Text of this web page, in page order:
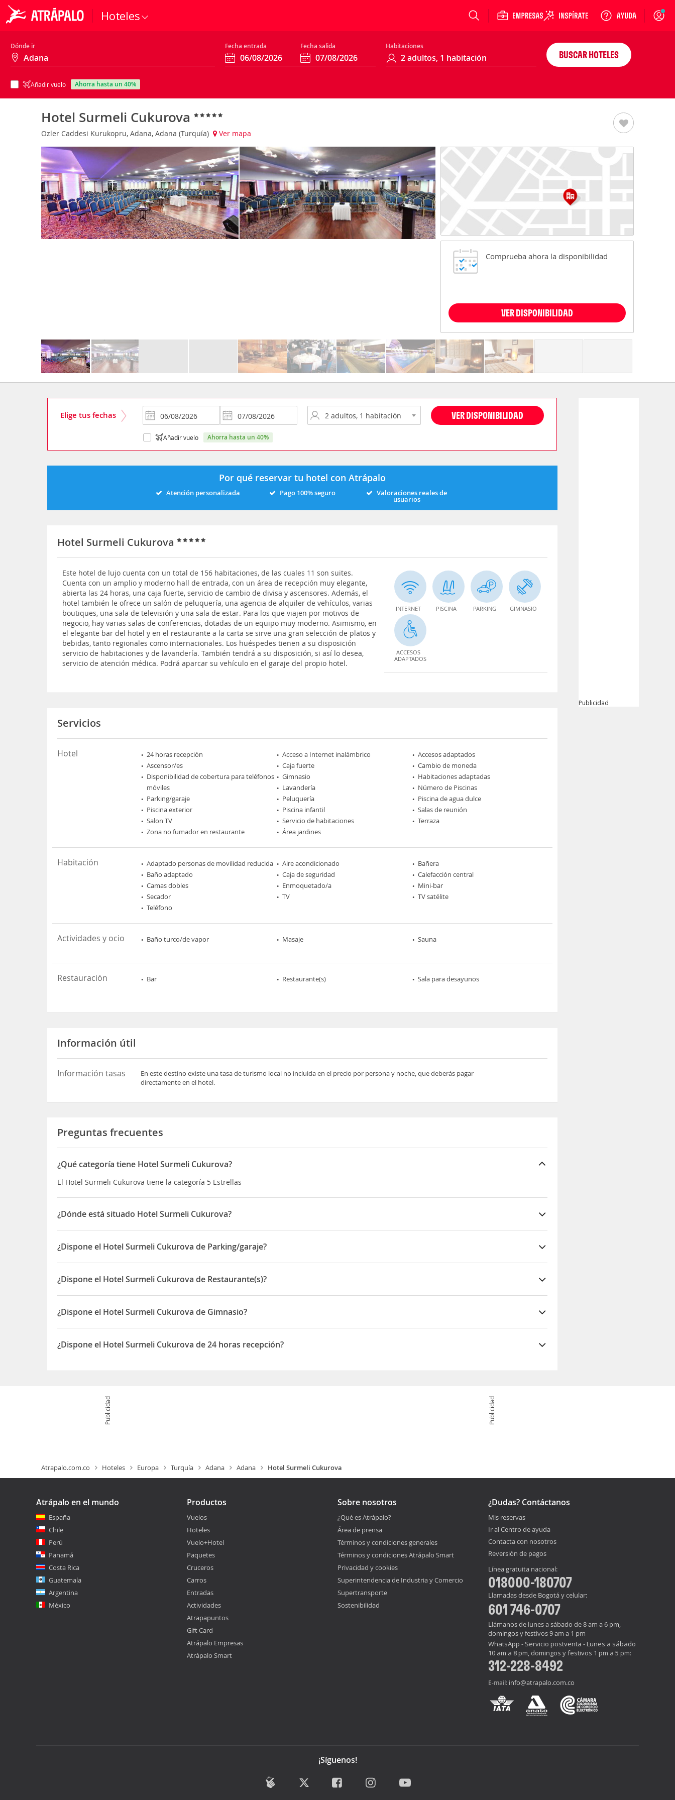
Hoteles Login
Dónde ir Fecha entrada Fecha salida Habitaciones
Añadir vuelo ahorra hasta un 40%
BUSCAR HOTELES
Hotel Surmeli Cukurova
Ozler Caddesi Kurukopru, Adana, Adana (Turquía) Ver mapa
Comprueba ahora la disponibilidad
VER DISPONIBILIDAD
Elige tus fechas VER DISPONIBILIDAD
Añadir vuelo ahorra hasta un 40%
Por qué reservar tu hotel con Atrápalo
Atención personalizada Pago 100% seguro Valoraciones reales de
usuarios
Hotel Surmeli Cukurova
Este hotel de lujo cuenta con un total de 156 habitaciones, de las cuales 11 son suites.
Cuenta con un amplio y moderno hall de entrada, con un área de recepción muy elegante,
abierta las 24 horas, una caja fuerte, servicio de cambio de divisa y ascensores. Además, el
hotel también le ofrece un salón de peluquería, una agencia de alquiler de vehículos, varias
boutiques, una sala de televisión y una sala de estar. Para los que viajen por motivos de
negocio, hay varias salas de conferencias, dotadas de un equipo muy moderno. Asimismo, en
el elegante bar del hotel y en el restaurante a la carta se sirve una gran selección de platos y
bebidas, tanto regionales como internacionales. Los huéspedes tienen a su disposición
servicio de habitaciones y de lavandería. También tendrá a su disposición, si así lo desea,
servicio de atención médica. Podrá aparcar su vehículo en el garaje del propio hotel.
INTERNET PISCINA PARKING GIMNASIO
ACCESOS
ADAPTADOS
Servicios
Hotel 24 horas recepción Acceso a Internet inalámbrico
Accesos adaptados
Ascensor/es
Caja fuerte
Cambio de moneda
Disponibilidad de cobertura para teléfonos
móviles
Gimnasio
Habitaciones adaptadas
Lavandería
Número de Piscinas
Parking/garaje
Peluquería
Piscina de agua dulce
Piscina exterior
Piscina infantil
Salas de reunión
Salon TV
Servicio de habitaciones
Terraza
Zona no fumador en restaurante
Área jardines
Habitación Adaptado personas de movilidad reducida Aire acondicionado
Bañera
Baño adaptado
Caja de seguridad
Calefacción central
Camas dobles
Enmoquetado/a
Mini-bar
Secador
TV
TV satélite
Teléfono
Actividades y ocio Baño turco/de vapor Masaje Sauna
Restauración Bar Restaurante(s) Sala para desayunos
Información útil
Información tasas
En este destino existe una tasa de turismo local no incluida en el precio por persona y noche, que deberás pagar
directamente en el hotel.
Preguntas frecuentes
¿Qué categoría tiene Hotel Surmeli Cukurova?
El Hotel Surmeli Cukurova tiene la categoría 5 Estrellas
¿Dónde está situado Hotel Surmeli Cukurova?
El Hotel Surmeli Cukurova está situado en Ozler Caddesi Kurukopru
¿Dispone el Hotel Surmeli Cukurova de Parking/garaje?
Sí, el Hotel Surmeli Cukurova dispone de Parking/garaje
¿Dispone el Hotel Surmeli Cukurova de Restaurante(s)?
Sí, el Hotel Surmeli Cukurova dispone de Restaurante(s)
¿Dispone el Hotel Surmeli Cukurova de Gimnasio?
Sí, el Hotel Surmeli Cukurova dispone de Gimnasio
¿Dispone el Hotel Surmeli Cukurova de 24 horas recepción?
Publicidad
Publicidad Publicidad
Atrapalo.com.co Hoteles Europa Turquía Adana Adana Hotel Surmeli Cukurova
Atrápalo en el mundo
España
Chile
Perú
Panamá
Costa Rica
Guatemala
Argentina
México
Productos
Vuelos
Hoteles
Vuelo+Hotel
Paquetes
Cruceros
Carros
Entradas
Actividades
Atrapapuntos
Gift Card
Atrápalo Empresas
Atrápalo Smart
Sobre nosotros
¿Qué es Atrápalo?
Área de prensa
Términos y condiciones generales
Términos y condiciones Atrápalo Smart
Privacidad y cookies
Superintendencia de Industria y Comercio
Supertransporte
Sostenibilidad
¿Dudas? Contáctanos
Mis reservas
Ir al Centro de ayuda
Contacta con nosotros
Reversión de pagos
Línea gratuita nacional:
018000-180707
Llamadas desde Bogotá y celular:
601 746-0707
Llámanos de lunes a sábado de 8 am a 6 pm,
domingos y festivos 9 am a 1 pm
WhatsApp - Servicio postventa - Lunes a sábado
10 am a 8 pm, domingos y festivos 1 pm a 5 pm:
312-228-8492
E-mail: info@atrapalo.com.co
¡Síguenos!